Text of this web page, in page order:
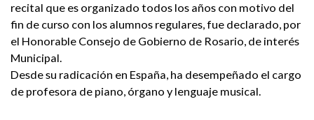
recital que es organizado todos los años con motivo del
fin de curso con los alumnos regulares, fue declarado, por
el Honorable Consejo de Gobierno de Rosario, de interés
Municipal.
Desde su radicación en España, ha desempeñado el cargo
de profesora de piano, órgano y lenguaje musical.